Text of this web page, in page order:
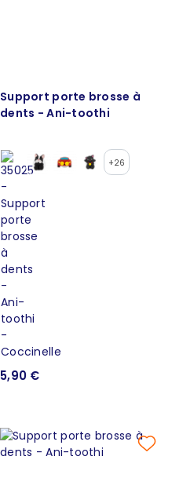
Support porte brosse à
dents - Ani-toothi
+26
5,90 €